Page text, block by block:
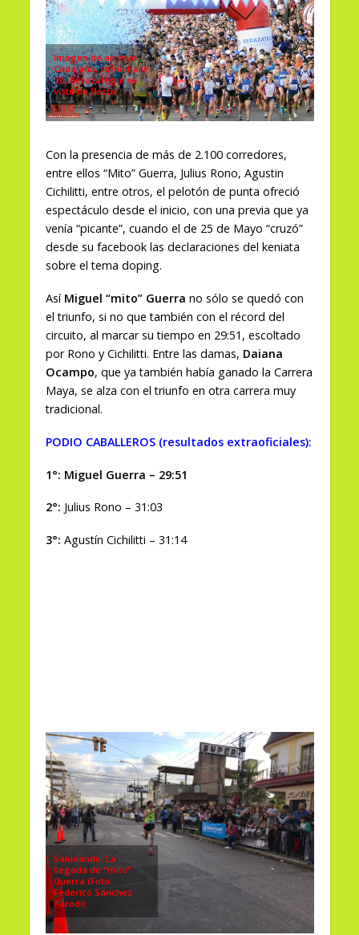
Imagen de archivo.
Cada año, como hace
30, Berazategui se
viste de fiesta.
Con la presencia de más de 2.100 corredores,
entre ellos “Mito” Guerra, Julius Rono, Agustin
Cichilitti, entre otros, el pelotón de punta ofreció
espectáculo desde el inicio, con una previa que ya
venía “picante”, cuando el de 25 de Mayo “cruzó”
desde su facebook las declaraciones del keniata
sobre el tema doping.
Así Miguel “mito” Guerra no sólo se quedó con
el triunfo, si no que también con el récord del
circuito, al marcar su tiempo en 29:51, escoltado
por Rono y Cichilitti. Entre las damas, Daiana
Ocampo, que ya también había ganado la Carrera
Maya, se alza con el triunfo en otra carrera muy
tradicional.
PODIO CABALLEROS (resultados extraoficiales):
1°: Miguel Guerra – 29:51
2°: Julius Rono – 31:03
3°: Agustín Cichilitti – 31:14
Saludando. La
llegada de “mito”
Guerra (Foto:
Federico Sánchez
Parodi)